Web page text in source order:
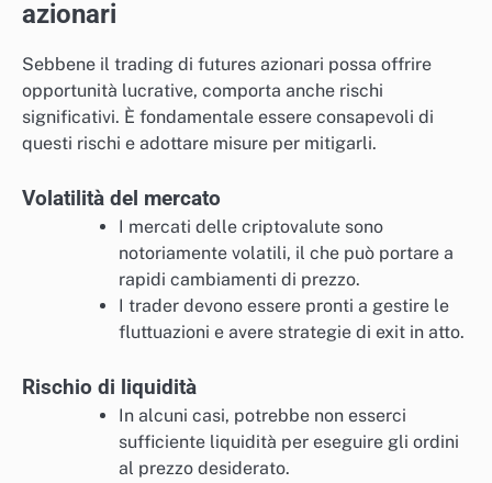
azionari
Sebbene il trading di futures azionari possa offrire
opportunità lucrative, comporta anche rischi
significativi. È fondamentale essere consapevoli di
questi rischi e adottare misure per mitigarli.
Volatilità del mercato
I mercati delle criptovalute sono
notoriamente volatili, il che può portare a
rapidi cambiamenti di prezzo.
I trader devono essere pronti a gestire le
fluttuazioni e avere strategie di exit in atto.
Rischio di liquidità
In alcuni casi, potrebbe non esserci
sufficiente liquidità per eseguire gli ordini
al prezzo desiderato.